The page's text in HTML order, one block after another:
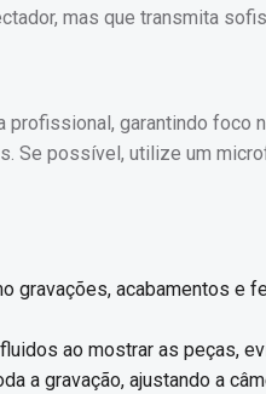
mas que transmita
profissional, garantindo
Se possível, utilize um
gravações, acabamentos e
ao mostrar as peças,
a gravação, ajustando a